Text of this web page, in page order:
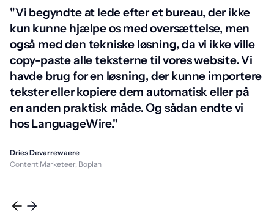
"Vi begyndte at lede efter et bureau, der ikke
kun kunne hjælpe os med oversættelse, men
også med den tekniske løsning, da vi ikke ville
copy-paste alle teksterne til vores website. Vi
havde brug for en løsning, der kunne importere
tekster eller kopiere dem automatisk eller på
en anden praktisk måde. Og sådan endte vi
hos LanguageWire."
Dries Devarrewaere
Content Marketeer, Boplan